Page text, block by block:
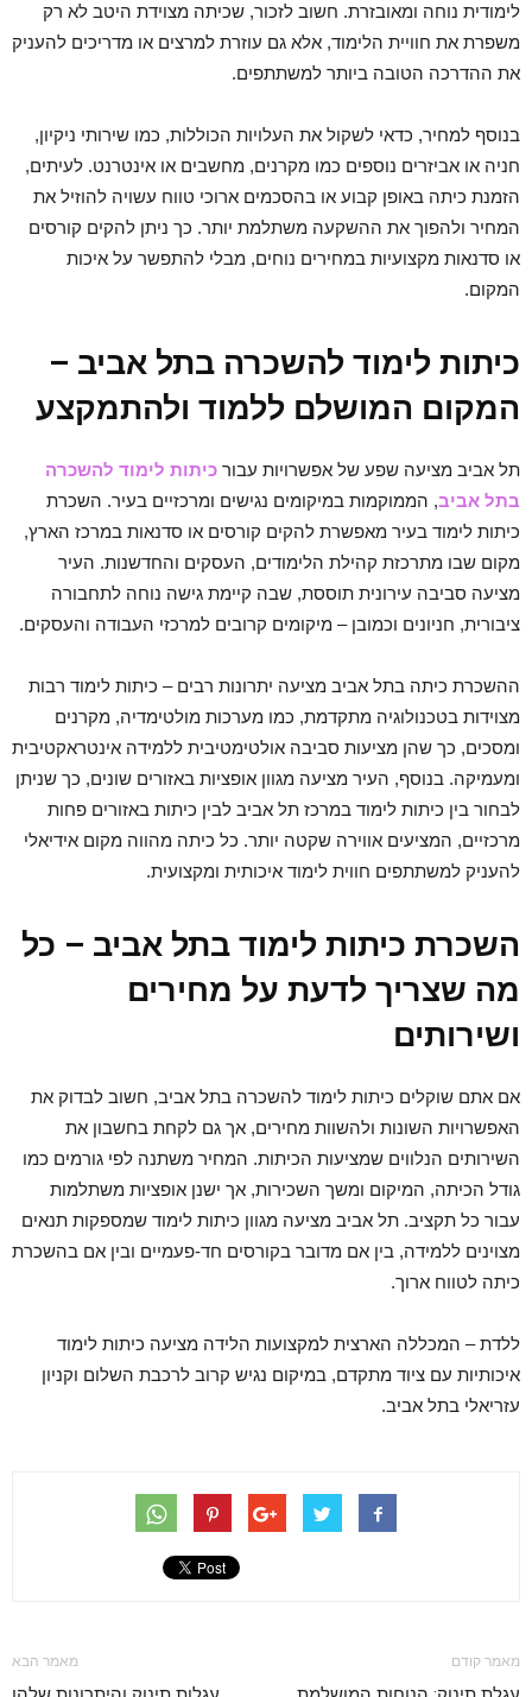
לימודית נוחה ומאובזרת. חשוב לזכור, שכיתה מצוידת היטב לא רק
משפרת את חוויית הלימוד, אלא גם עוזרת למרצים או מדריכים להעניק
את ההדרכה הטובה ביותר למשתתפים.
בנוסף למחיר, כדאי לשקול את העלויות הכוללות, כמו שירותי ניקיון,
חניה או אביזרים נוספים כמו מקרנים, מחשבים או אינטרנט. לעיתים,
הזמנת כיתה באופן קבוע או בהסכמים ארוכי טווח עשויה להוזיל את
המחיר ולהפוך את ההשקעה משתלמת יותר. כך ניתן להקים קורסים
או סדנאות מקצועיות במחירים נוחים, מבלי להתפשר על איכות
המקום.
כיתות לימוד להשכרה בתל אביב –
המקום המושלם ללמוד ולהתמקצע
תל אביב מציעה שפע של אפשרויות עבור כיתות לימוד להשכרה
בתל אביב, הממוקמות במיקומים נגישים ומרכזיים בעיר. השכרת
כיתות לימוד בעיר מאפשרת להקים קורסים או סדנאות במרכז הארץ,
מקום שבו מתרכזת קהילת הלימודים, העסקים והחדשנות. העיר
מציעה סביבה עירונית תוססת, שבה קיימת גישה נוחה לתחבורה
ציבורית, חניונים וכמובן – מיקומים קרובים למרכזי העבודה והעסקים.
ההשכרת כיתה בתל אביב מציעה יתרונות רבים – כיתות לימוד רבות
מצוידות בטכנולוגיה מתקדמת, כמו מערכות מולטימדיה, מקרנים
ומסכים, כך שהן מציעות סביבה אולטימטיבית ללמידה אינטראקטיבית
ומעמיקה. בנוסף, העיר מציעה מגוון אופציות באזורים שונים, כך שניתן
לבחור בין כיתות לימוד במרכז תל אביב לבין כיתות באזורים פחות
מרכזיים, המציעים אווירה שקטה יותר. כל כיתה מהווה מקום אידיאלי
להעניק למשתתפים חווית לימוד איכותית ומקצועית.
השכרת כיתות לימוד בתל אביב – כל
מה שצריך לדעת על מחירים
ושירותים
אם אתם שוקלים כיתות לימוד להשכרה בתל אביב, חשוב לבדוק את
האפשרויות השונות ולהשוות מחירים, אך גם לקחת בחשבון את
השירותים הנלווים שמציעות הכיתות. המחיר משתנה לפי גורמים כמו
גודל הכיתה, המיקום ומשך השכירות, אך ישנן אופציות משתלמות
עבור כל תקציב. תל אביב מציעה מגוון כיתות לימוד שמספקות תנאים
מצוינים ללמידה, בין אם מדובר בקורסים חד-פעמיים ובין אם בהשכרת
כיתה לטווח ארוך.
ללדת – המכללה הארצית למקצועות הלידה מציעה כיתות לימוד
איכותיות עם ציוד מתקדם, במיקום נגיש קרוב לרכבת השלום וקניון
עזריאלי בתל אביב.
מאמר קודם מאמר הבא